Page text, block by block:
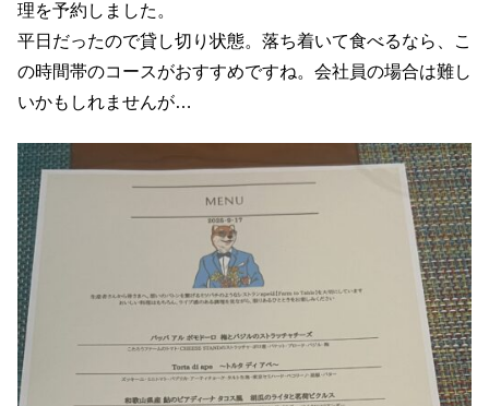
理を予約しました。
平日だったので貸し切り状態。落ち着いて食べるなら、こ
の時間帯のコースがおすすめですね。会社員の場合は難し
いかもしれませんが…